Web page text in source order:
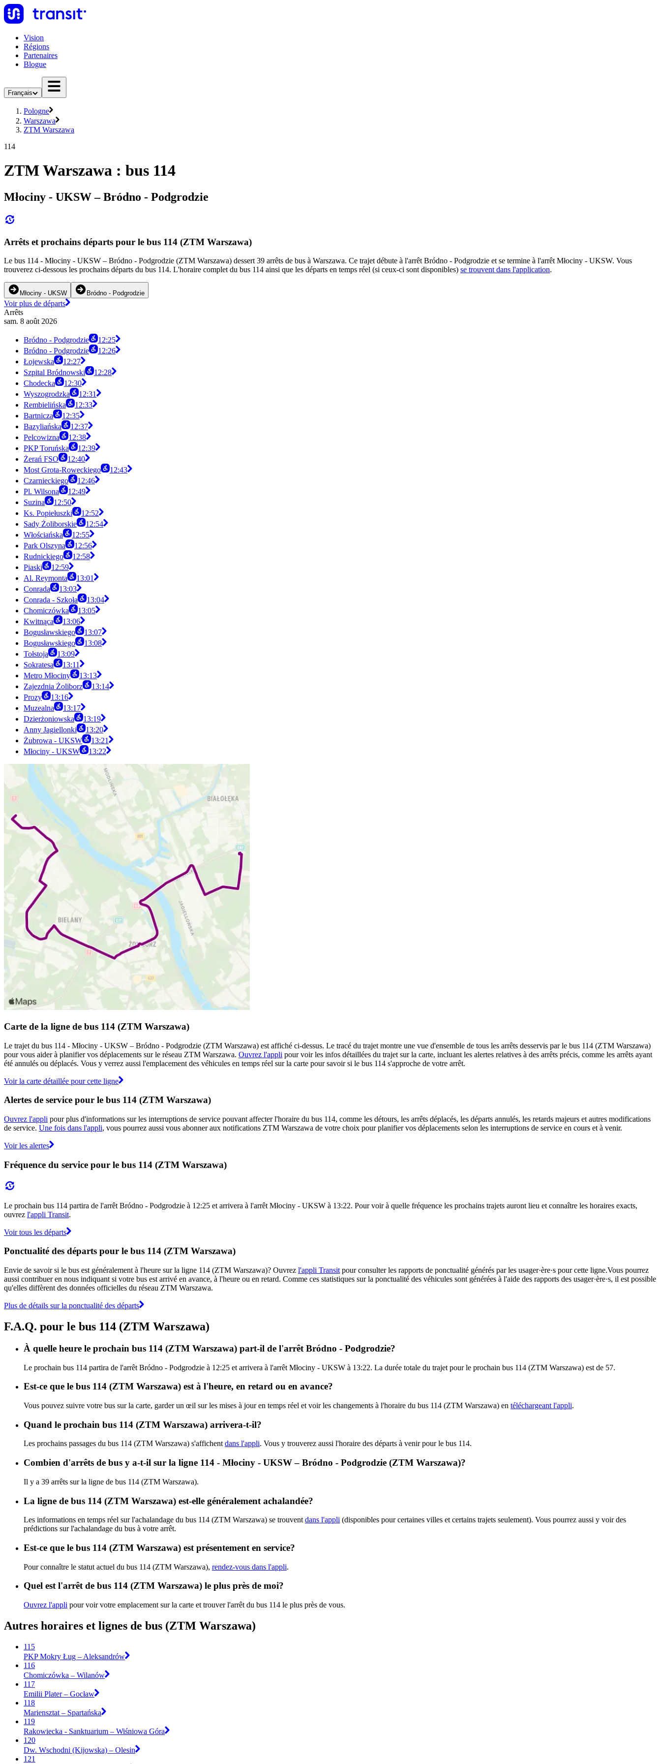
Vision
Régions
Partenaires
Blogue
Français
Pologne
Warszawa
ZTM Warszawa
114
ZTM Warszawa : bus 114
Młociny - UKSW – Bródno - Podgrodzie
Arrêts et prochains départs pour le bus 114 (ZTM Warszawa)
Le bus 114 - Młociny - UKSW – Bródno - Podgrodzie (ZTM Warszawa) dessert 39 arrêts de bus à Warszawa. Ce trajet débute à l'arrêt Bródno - Podgrodzie et se termine à l'arrêt Młociny - UKSW. Vous
trouverez ci-dessous les prochains départs du bus 114. L'horaire complet du bus 114 ainsi que les départs en temps réel (si ceux-ci sont disponibles) se trouvent dans l'application.
Młociny - UKSW Bródno - Podgrodzie
Voir plus de départs
Arrêts
sam. 8 août 2026
Bródno - Podgrodzie
12:25
Bródno - Podgrodzie
12:26
Łojewska
12:27
Szpital Bródnowski
12:28
Chodecka
12:30
Wyszogrodzka
12:31
Rembielińska
12:33
Bartnicza
12:35
Bazyliańska
12:37
Pelcowizna
12:38
PKP Toruńska
12:39
Żerań FSO
12:40
Most Grota-Roweckiego
12:43
Czarnieckiego
12:46
Pl. Wilsona
12:49
Suzina
12:50
Ks. Popiełuszki
12:52
Sady Żoliborskie
12:54
Włościańska
12:55
Park Olszyna
12:56
Rudnickiego
12:58
Piaski
12:59
Al. Reymonta
13:01
Conrada
13:03
Conrada - Szkoła
13:04
Chomiczówka
13:05
Kwitnąca
13:06
Bogusławskiego
13:07
Bogusławskiego
13:08
Tołstoja
13:09
Sokratesa
13:11
Metro Młociny
13:13
Zajezdnia Żoliborz
13:14
Prozy
13:16
Muzealna
13:17
Dzierżoniowska
13:19
Anny Jagiellonki
13:20
Żubrowa - UKSW
13:21
Młociny - UKSW
13:22
Carte de la ligne de bus 114 (ZTM Warszawa)
Le trajet du bus 114 - Młociny - UKSW – Bródno - Podgrodzie (ZTM Warszawa) est affiché ci-dessus. Le tracé du trajet montre une vue d'ensemble de tous les arrêts desservis par le bus 114 (ZTM Warszawa)
pour vous aider à planifier vos déplacements sur le réseau ZTM Warszawa. Ouvrez l'appli pour voir les infos détaillées du trajet sur la carte, incluant les alertes relatives à des arrêts précis, comme les arrêts ayant
été annulés ou déplacés. Vous y verrez aussi l'emplacement des véhicules en temps réel sur la carte pour savoir si le bus 114 s'approche de votre arrêt.
Voir la carte détaillée pour cette ligne
Alertes de service pour le bus 114 (ZTM Warszawa)
Ouvrez l'appli pour plus d'informations sur les interruptions de service pouvant affecter l'horaire du bus 114, comme les détours, les arrêts déplacés, les départs annulés, les retards majeurs et autres modifications
de service. Une fois dans l'appli, vous pourrez aussi vous abonner aux notifications ZTM Warszawa de votre choix pour planifier vos déplacements selon les interruptions de service en cours et à venir.
Voir les alertes
Fréquence du service pour le bus 114 (ZTM Warszawa)
Le prochain bus 114 partira de l'arrêt Bródno - Podgrodzie à 12:25 et arrivera à l'arrêt Młociny - UKSW à 13:22. Pour voir à quelle fréquence les prochains trajets auront lieu et connaître les horaires exacts,
ouvrez l'appli Transit.
Voir tous les départs
Ponctualité des départs pour le bus 114 (ZTM Warszawa)
Envie de savoir si le bus est généralement à l'heure sur la ligne 114 (ZTM Warszawa)? Ouvrez l'appli Transit pour consulter les rapports de ponctualité générés par les usager·ère·s pour cette ligne.Vous pourrez
aussi contribuer en nous indiquant si votre bus est arrivé en avance, à l'heure ou en retard. Comme ces statistiques sur la ponctualité des véhicules sont générées à l'aide des rapports des usager·ère·s, il est possible
qu'elles diffèrent des données officielles du réseau ZTM Warszawa.
Plus de détails sur la ponctualité des départs
F.A.Q. pour le bus 114 (ZTM Warszawa)
À quelle heure le prochain bus 114 (ZTM Warszawa) part-il de l'arrêt Bródno - Podgrodzie?
Le prochain bus 114 partira de l'arrêt Bródno - Podgrodzie à 12:25 et arrivera à l'arrêt Młociny - UKSW à 13:22. La durée totale du trajet pour le prochain bus 114 (ZTM Warszawa) est de 57.
Est-ce que le bus 114 (ZTM Warszawa) est à l'heure, en retard ou en avance?
Vous pouvez suivre votre bus sur la carte, garder un œil sur les mises à jour en temps réel et voir les changements à l'horaire du bus 114 (ZTM Warszawa) en téléchargeant l'appli.
Quand le prochain bus 114 (ZTM Warszawa) arrivera-t-il?
Les prochains passages du bus 114 (ZTM Warszawa) s'affichent dans l'appli. Vous y trouverez aussi l'horaire des départs à venir pour le bus 114.
Combien d'arrêts de bus y a-t-il sur la ligne 114 - Młociny - UKSW – Bródno - Podgrodzie (ZTM Warszawa)?
Il y a 39 arrêts sur la ligne de bus 114 (ZTM Warszawa).
La ligne de bus 114 (ZTM Warszawa) est-elle généralement achalandée?
Les informations en temps réel sur l'achalandage du bus 114 (ZTM Warszawa) se trouvent dans l'appli (disponibles pour certaines villes et certains trajets seulement). Vous pourrez aussi y voir des
prédictions sur l'achalandage du bus à votre arrêt.
Est-ce que le bus 114 (ZTM Warszawa) est présentement en service?
Pour connaître le statut actuel du bus 114 (ZTM Warszawa), rendez-vous dans l'appli.
Quel est l'arrêt de bus 114 (ZTM Warszawa) le plus près de moi?
Ouvrez l'appli pour voir votre emplacement sur la carte et trouver l'arrêt du bus 114 le plus près de vous.
Autres horaires et lignes de bus (ZTM Warszawa)
115
PKP Mokry Ług – Aleksandrów
116
Chomiczówka – Wilanów
117
Emilii Plater – Gocław
118
Mariensztat – Spartańska
119
Rakowiecka - Sanktuarium – Wiśniowa Góra
120
Dw. Wschodni (Kijowska) – Olesin
121